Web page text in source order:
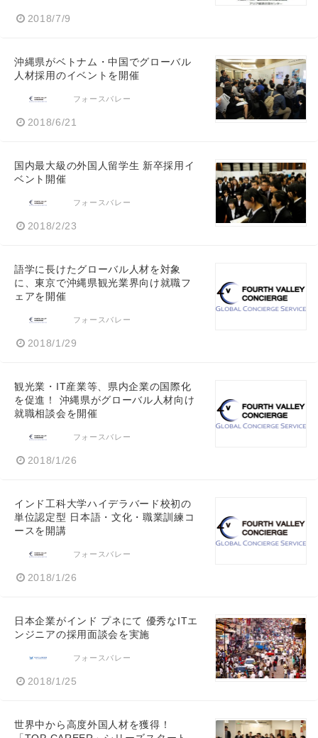
2018/7/9
沖縄県がベトナム・中国でグローバル
人材採用のイベントを開催
フォースバレー
2018/6/21
国内最大級の外国人留学生 新卒採用イ
ベント開催
フォースバレー
2018/2/23
語学に長けたグローバル人材を対象
に、東京で沖縄県観光業界向け就職フ
ェアを開催
フォースバレー
2018/1/29
観光業・IT産業等、県内企業の国際化
を促進！ 沖縄県がグローバル人材向け
就職相談会を開催
フォースバレー
2018/1/26
インド工科大学ハイデラバード校初の
単位認定型 日本語・文化・職業訓練コ
ースを開講
フォースバレー
2018/1/26
日本企業がインド プネにて 優秀なITエ
ンジニアの採用面談会を実施
フォースバレー
2018/1/25
世界中から高度外国人材を獲得！